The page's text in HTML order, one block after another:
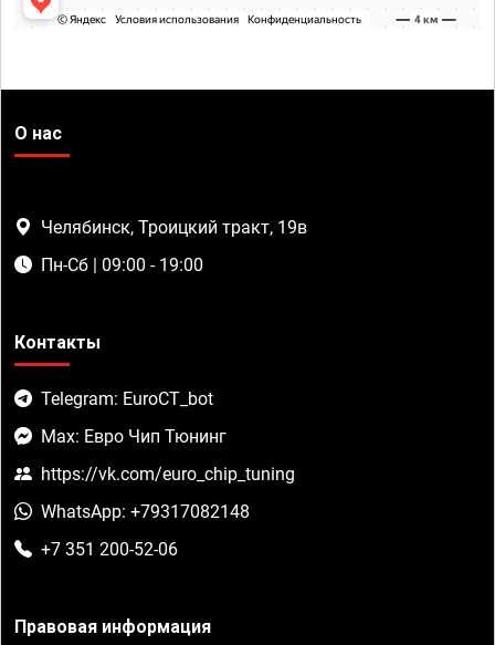
О нас
Челябинск, Троицкий тракт, 19в
Пн-Сб | 09:00 - 19:00
Контакты
Telegram: EuroCT_bot
Max: Евро Чип Тюнинг
https://vk.com/euro_chip_tuning
WhatsApp: +79317082148
+7 351 200-52-06
Правовая информация